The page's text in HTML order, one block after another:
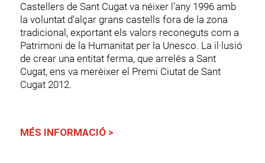
Castellers de Sant Cugat va néixer l’any 1996 amb
la voluntat d’alçar grans castells fora de la zona
tradicional, exportant els valors reconeguts com a
Patrimoni de la Humanitat per la Unesco. La il·lusió
de crear una entitat ferma, que arrelés a Sant
Cugat, ens va merèixer el Premi Ciutat de Sant
Cugat 2012.
MÉS INFORMACIÓ >